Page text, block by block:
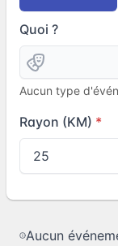
Quoi ?
Aucun type
Rayon (KM)
Aucun